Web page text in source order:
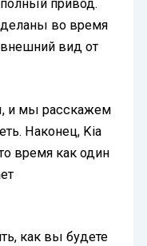
привод.
во время
вид от
и мы расскажем
Наконец, Kia
время как один
как вы будете